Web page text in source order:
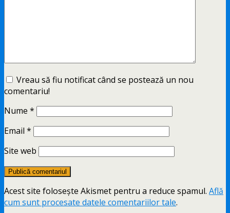
Vreau să fiu notificat când se postează un nou
comentariu!
Nume *
Email *
Site web
Acest site folosește Akismet pentru a reduce spamul. Află
cum sunt procesate datele comentariilor tale.